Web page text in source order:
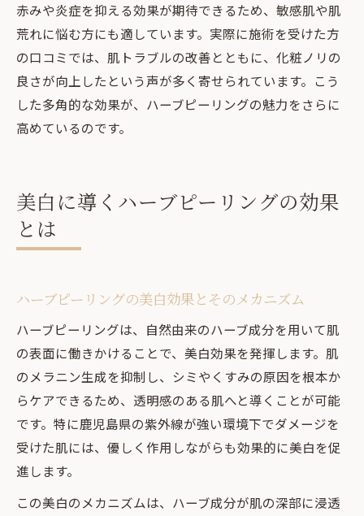
赤みや炎症を抑える効果が期待できるため、敏感肌や肌
荒れに悩む方にも適しています。実際に施術を受けた方
の口コミでは、肌トラブルの改善とともに、化粧ノリの
良さが向上したという声が多く寄せられています。こう
した多角的な効果が、ハーブピーリングの魅力をさらに
高めているのです。
美白に導くハーブピーリングの効果
とは
ハーブピーリングの美白効果とそのメカニズム
ハーブピーリングは、自然由来のハーブ成分を用いて肌
の表面に働きかけることで、美白効果を発揮します。肌
のメラニン生成を抑制し、シミやくすみの原因を根本か
らケアできるため、透明感のある肌へと導くことが可能
です。特に鹿児島県の紫外線が強い環境下でダメージを
受けた肌には、優しく作用しながらも効果的に美白を促
進します。
この美白のメカニズムは、ハーブ成分が肌の深部に浸透